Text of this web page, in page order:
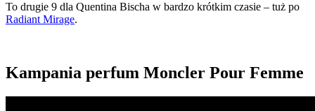
To drugie 9 dla Quentina Bischa w bardzo krótkim czasie – tuż po
Radiant Mirage.
Kampania perfum Moncler Pour Femme